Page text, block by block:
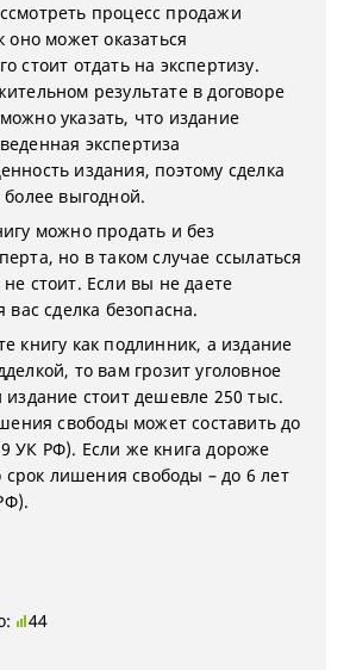
процесс продажи
оно может оказаться
стоит отдать на экспертизу.
результате в договоре
указать, что издание
экспертиза
издания, поэтому сделка
более выгодной.
можно продать и без
но в таком случае ссылаться
стоит. Если вы не даете
вас сделка безопасна.
книгу как подлинник, а издание
то вам грозит уголовное
издание стоит дешевле 250 тыс.
свободы может составить до
УК РФ). Если же книга дороже
срок лишения свободы – до 6 лет
44